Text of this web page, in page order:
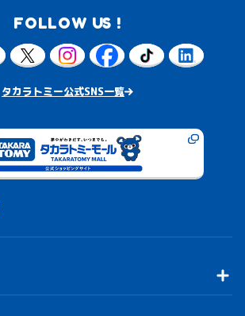
FOLLOW US !
タカラトミー公式SNS一覧